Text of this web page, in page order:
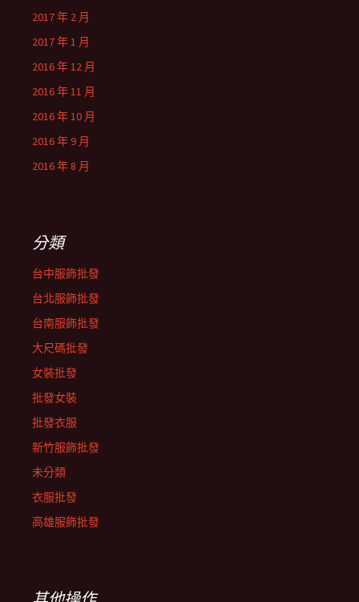
2017 年 2 月
2017 年 1 月
2016 年 12 月
2016 年 11 月
2016 年 10 月
2016 年 9 月
2016 年 8 月
分類
台中服飾批發
台北服飾批發
台南服飾批發
大尺碼批發
女裝批發
批發女裝
批發衣服
新竹服飾批發
未分類
衣服批發
高雄服飾批發